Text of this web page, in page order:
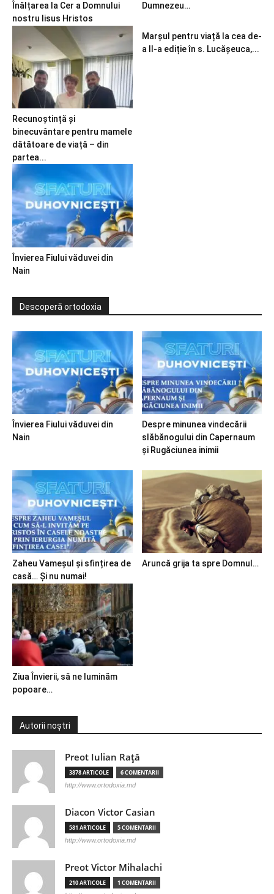
Înălțarea la Cer a Domnului
nostru Iisus Hristos
Dumnezeu…
Recunoștință și
binecuvântare pentru mamele
dătătoare de viață – din
partea...
Marșul pentru viață la cea de-
a II-a ediție în s. Lucășeuca,...
Învierea Fiului văduvei din
Nain
Descoperă ortodoxia
Învierea Fiului văduvei din
Nain
Despre minunea vindecării
slăbănogului din Capernaum
și Rugăciunea inimii
Zaheu Vameșul și sfințirea de
casă… Și nu numai!
Aruncă grija ta spre Domnul…
Ziua Învierii, să ne luminăm
popoare…
Autorii noștri
Preot Iulian Raţă
3878 ARTICOLE 6 COMENTARII
http://www.ortodoxia.md
Diacon Victor Casian
581 ARTICOLE 5 COMENTARII
http://www.ortodoxia.md
Preot Victor Mihalachi
210 ARTICOLE 1 COMENTARII